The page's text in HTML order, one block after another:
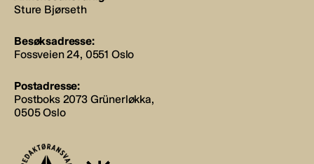
Sture Bjørseth
Besøksadresse:
Fossveien 24, 0551 Oslo
Postadresse:
Postboks 2073 Grünerløkka,
0505 Oslo